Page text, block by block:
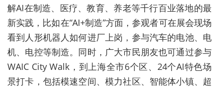
解AI在制造、医疗、教育、养老等千行百业落地的最
新实践，比如在“AI+制造”方面，参观者可在展会现场
看到人形机器人如何进厂上岗，参与汽车的电池、电
机、电控等制造。同时，广大市民朋友也可通过参与
WAIC City Walk，到上海全市6个区、24个AI特色场
景打卡，包括模速空间、模力社区、智能体小镇、超